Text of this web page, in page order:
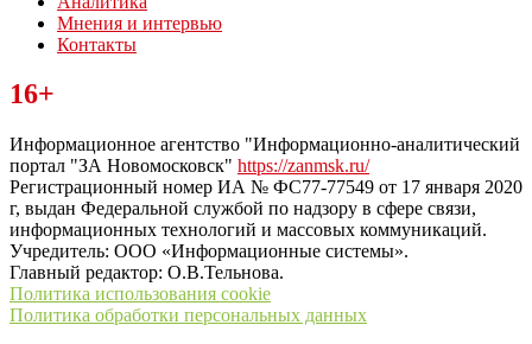
Мнения и интервью
Контакты
Читайте последние новости дня в Тульской области на сайте
“ЗаНовомосковск”
16+
Информационное агентство "Информационно-аналитический
портал "ЗА Новомосковск" https://zanmsk.ru/
Регистрационный номер ИА № ФС77-77549 от 17 января 2020
г, выдан Федеральной службой по надзору в сфере связи,
информационных технологий и массовых коммуникаций.
Учредитель: ООО «Информационные системы».
Главный редактор: О.В.Тельнова.
Политика использования cookie
Политика обработки персональных данных